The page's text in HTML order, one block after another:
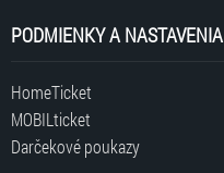
PODMIENKY A NASTAVENIA
HomeTicket
MOBILticket
Darčekové poukazy